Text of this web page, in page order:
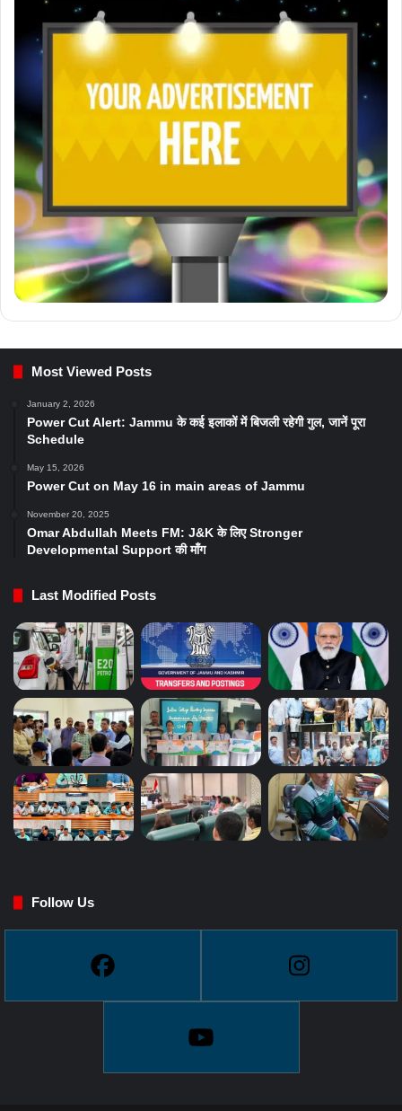
Most Viewed Posts
January 2, 2026
Power Cut Alert: Jammu के कई इलाकों में बिजली रहेगी गुल, जानें पूरा
Schedule
May 15, 2026
Power Cut on May 16 in main areas of Jammu
November 20, 2025
Omar Abdullah Meets FM: J&K के लिए Stronger
Developmental Support की माँग
Last Modified Posts
Follow Us